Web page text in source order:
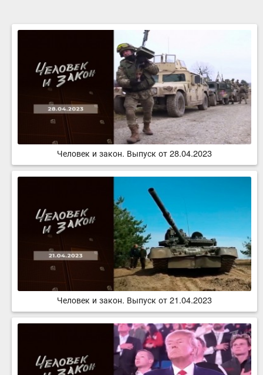
Человек и закон. Выпуск от 28.04.2023
Человек и закон. Выпуск от 21.04.2023